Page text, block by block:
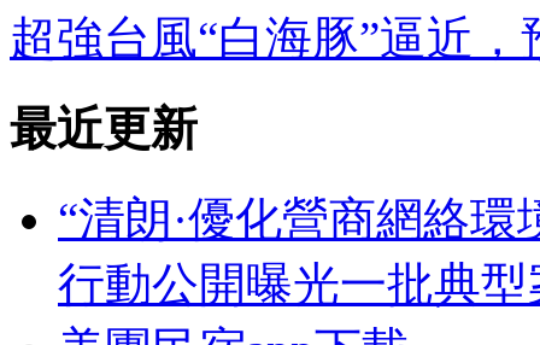
超強台風“白海豚”逼近
最近更新
“清朗·優化營商網絡
行動公開曝光一批典型